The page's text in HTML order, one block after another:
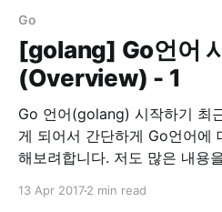
[...]int{1,2,
Go
[golang] Go언어
(Overview) - 1
Go 언어(golang) 시작하기 최근, 회사에서 Go언어를 쓰
게 되어서 간단하게 Go언어에
해보려합니다. 저도 많은 내용을 아는 것은 아니니 부족한
이나, Go언어를 잘 모르시는
13 Apr 20172 min read